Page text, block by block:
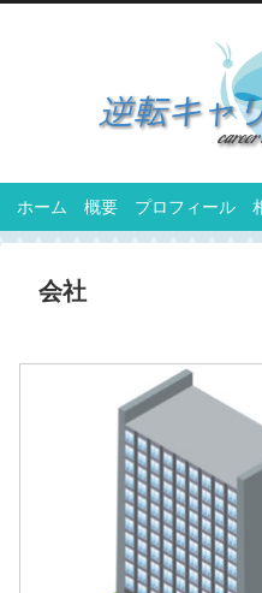
ホーム 概要 プロフィール
会社